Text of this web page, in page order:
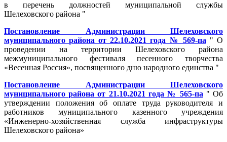
в перечень должностей муниципальной службы
Шелеховского района "
Постановление Администрации Шелеховского
муниципального района от 22.10.2021 года № 569-па " О
проведении на территории Шелеховского района
межмуниципального фестиваля песенного творчества
«Весенная Россия», посвященного дню народного единства "
Постановление Администрации Шелеховского
муниципального района от 21.10.2021 года № 565-па " Об
утверждении положения об оплате труда руководителя и
работников муниципального казенного учреждения
«Инженерно-хозяйственная служба инфраструктуры
Шелеховского района»